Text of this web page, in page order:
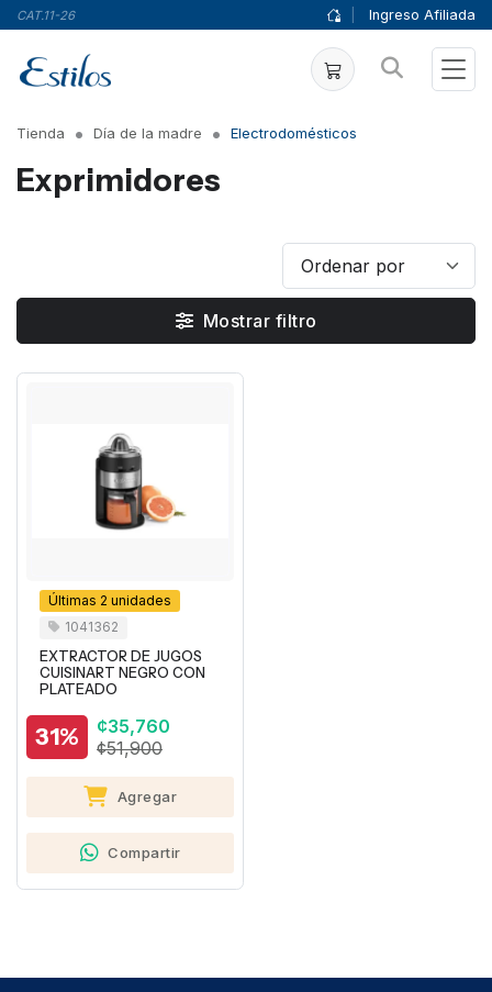
CAT.11-26 Ingreso Afiliada
Tienda Día de la madre Electrodomésticos
Exprimidores
Mostrar filtro
Últimas 2 unidades
1041362
EXTRACTOR DE JUGOS
CUISINART NEGRO CON
PLATEADO
31%
¢35,760
¢51,900
Agregar
Compartir